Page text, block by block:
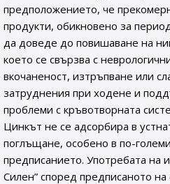
предположението, че
продукти, обикновено за
да доведе до повишаване на
което се свързва с
вкочаненост, изтръпване или
затруднения при ходене и
проблеми с кръвотворната
Цинкът не се адсорбира в
поглъщане, особено в по-
предписанието. Употребата на
Силен” според предписаното